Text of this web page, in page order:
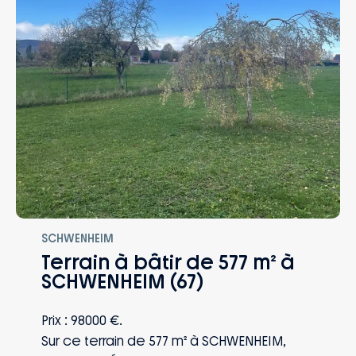
couvre de la signature jusqu’à 10 ans
après la réception : naissance, mutation,
perte d’emploi, invalidité… Vous et votre
famille êtes protégés, quoi qu’il arrive.
SCHWENHEIM
Terrain à bâtir de 577 m² à
SCHWENHEIM (67)
Prix : 98000 €.
Sur ce terrain de 577 m² à SCHWENHEIM,